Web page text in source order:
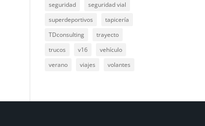
seguridad
seguridad vial
superdeportivos
tapicería
TDconsulting
trayecto
trucos
v16
vehículo
verano
viajes volantes